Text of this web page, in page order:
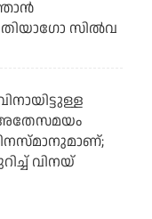
തിയാഗോ സില്‍വ
വിനയ്